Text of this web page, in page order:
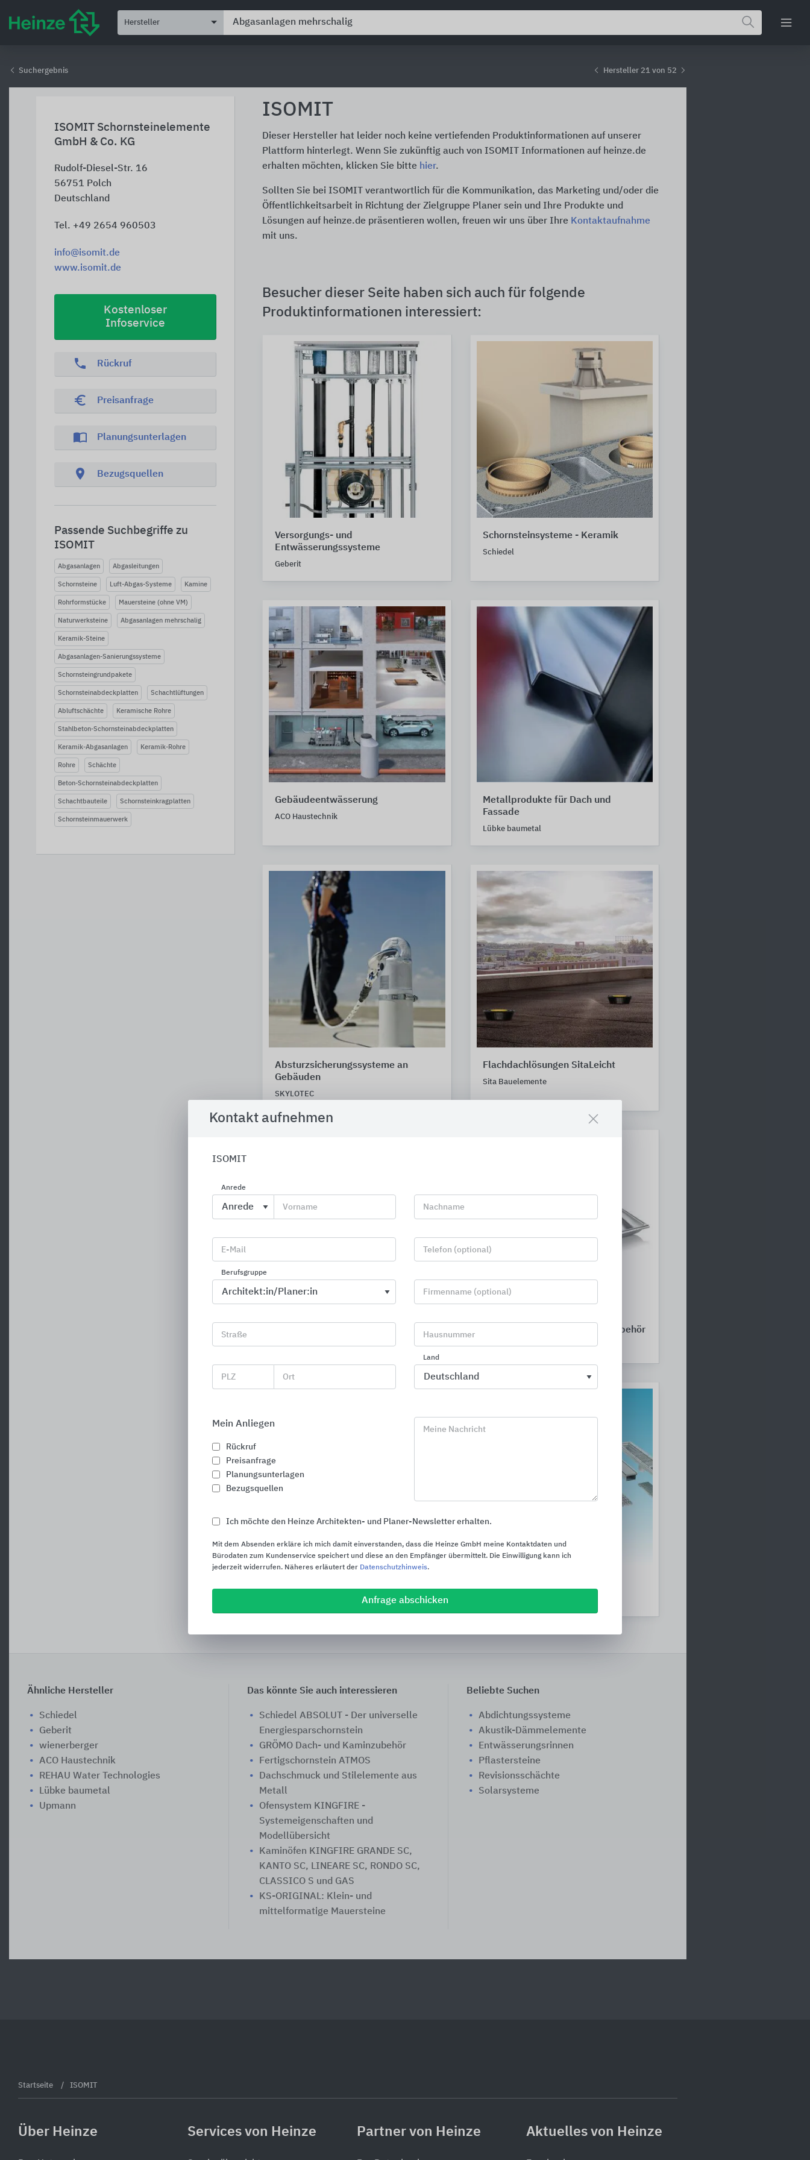
Hersteller
Suchergebnis Hersteller 21 von 52
ISOMIT Schornsteinelemente
GmbH & Co. KG
Rudolf-Diesel-Str. 16
56751 Polch
Deutschland
Tel. +49 2654 960503
info@isomit.de
www.isomit.de
Kostenloser
Infoservice
phone Rückruf
euro_symbol Preisanfrage
import_contacts Planungsunterlagen
location_on Bezugsquellen
Passende Suchbegriffe zu
ISOMIT
Abgasanlagen Abgasleitungen
Schornsteine Luft-Abgas-Systeme Kamine
Rohrformstücke Mauersteine (ohne VM)
Naturwerksteine Abgasanlagen mehrschalig
Keramik-Steine
Abgasanlagen-Sanierungssysteme
Schornsteingrundpakete
Schornsteinabdeckplatten Schachtlüftungen
Abluftschächte Keramische Rohre
Stahlbeton-Schornsteinabdeckplatten
Keramik-Abgasanlagen Keramik-Rohre
Rohre Schächte
Beton-Schornsteinabdeckplatten
Schachtbauteile Schornsteinkragplatten
Schornsteinmauerwerk
ISOMIT
Dieser Hersteller hat leider noch keine vertiefenden Produktinformationen auf unserer
Plattform hinterlegt. Wenn Sie zukünftig auch von ISOMIT Informationen auf heinze.de
erhalten möchten, klicken Sie bitte hier.
Sollten Sie bei ISOMIT verantwortlich für die Kommunikation, das Marketing und/oder die
Öffentlichkeitsarbeit in Richtung der Zielgruppe Planer sein und Ihre Produkte und
Lösungen auf heinze.de präsentieren wollen, freuen wir uns über Ihre Kontaktaufnahme
mit uns.
Besucher dieser Seite haben sich auch für folgende
Produktinformationen interessiert:
Versorgungs- und
Entwässerungssysteme
Geberit
Schornsteinsysteme - Keramik
Schiedel
Gebäudeentwässerung
ACO Haustechnik
Metallprodukte für Dach und
Fassade
Lübke baumetal
Absturzsicherungssysteme an
Gebäuden
SKYLOTEC
Flachdachlösungen SitaLeicht
Sita Bauelemente
Schiedel
GRÖMO Dachentwässerungszubehör
GRÖMO
REHAU Water Technologies
Ähnliche Hersteller
Schiedel
Geberit
wienerberger
ACO Haustechnik
REHAU Water Technologies
Lübke baumetal
Upmann
Das könnte Sie auch interessieren
Schiedel ABSOLUT - Der universelle
Energiesparschornstein
GRÖMO Dach- und Kaminzubehör
Fertigschornstein ATMOS
Dachschmuck und Stilelemente aus
Metall
Ofensystem KINGFIRE -
Systemeigenschaften und
Modellübersicht
Kaminöfen KINGFIRE GRANDE SC,
KANTO SC, LINEARE SC, RONDO SC,
CLASSICO S und GAS
KS-ORIGINAL: Klein- und
mittelformatige Mauersteine
Beliebte Suchen
Abdichtungssysteme
Akustik-Dämmelemente
Entwässerungsrinnen
Pflastersteine
Revisionsschächte
Solarsysteme
Kontakt aufnehmen
ISOMIT
Anrede
Vorname Nachname
E-Mail Telefon (optional)
Berufsgruppe
Firmenname (optional)
Straße Hausnummer
PLZ Ort
Land
Mein Anliegen
Rückruf
Preisanfrage
Planungsunterlagen
Bezugsquellen
Meine Nachricht
Ich möchte den Heinze Architekten- und Planer-Newsletter erhalten.
Mit dem Absenden erkläre ich mich damit einverstanden, dass die Heinze GmbH meine Kontaktdaten und
Bürodaten zum Kundenservice speichert und diese an den Empfänger übermittelt. Die Einwilligung kann ich
jederzeit widerrufen. Näheres erläutert der Datenschutzhinweis.
Anfrage abschicken
Startseite ISOMIT
Über Heinze Services von Heinze Partner von Heinze Aktuelles von Heinze